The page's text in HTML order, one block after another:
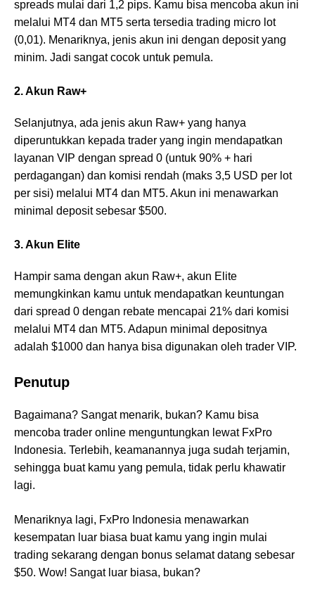
spreads mulai dari 1,2 pips. Kamu bisa mencoba akun ini
melalui MT4 dan MT5 serta tersedia trading micro lot
(0,01). Menariknya, jenis akun ini dengan deposit yang
minim. Jadi sangat cocok untuk pemula.
2. Akun Raw+
Selanjutnya, ada jenis akun Raw+ yang hanya
diperuntukkan kepada trader yang ingin mendapatkan
layanan VIP dengan spread 0 (untuk 90% + hari
perdagangan) dan komisi rendah (maks 3,5 USD per lot
per sisi) melalui MT4 dan MT5. Akun ini menawarkan
minimal deposit sebesar $500.
3. Akun Elite
Hampir sama dengan akun Raw+, akun Elite
memungkinkan kamu untuk mendapatkan keuntungan
dari spread 0 dengan rebate mencapai 21% dari komisi
melalui MT4 dan MT5. Adapun minimal depositnya
adalah $1000 dan hanya bisa digunakan oleh trader VIP.
Penutup
Bagaimana? Sangat menarik, bukan? Kamu bisa
mencoba trader online menguntungkan lewat FxPro
Indonesia. Terlebih, keamanannya juga sudah terjamin,
sehingga buat kamu yang pemula, tidak perlu khawatir
lagi.
Menariknya lagi, FxPro Indonesia menawarkan
kesempatan luar biasa buat kamu yang ingin mulai
trading sekarang dengan bonus selamat datang sebesar
$50. Wow! Sangat luar biasa, bukan?